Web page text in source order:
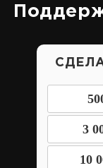
3
10